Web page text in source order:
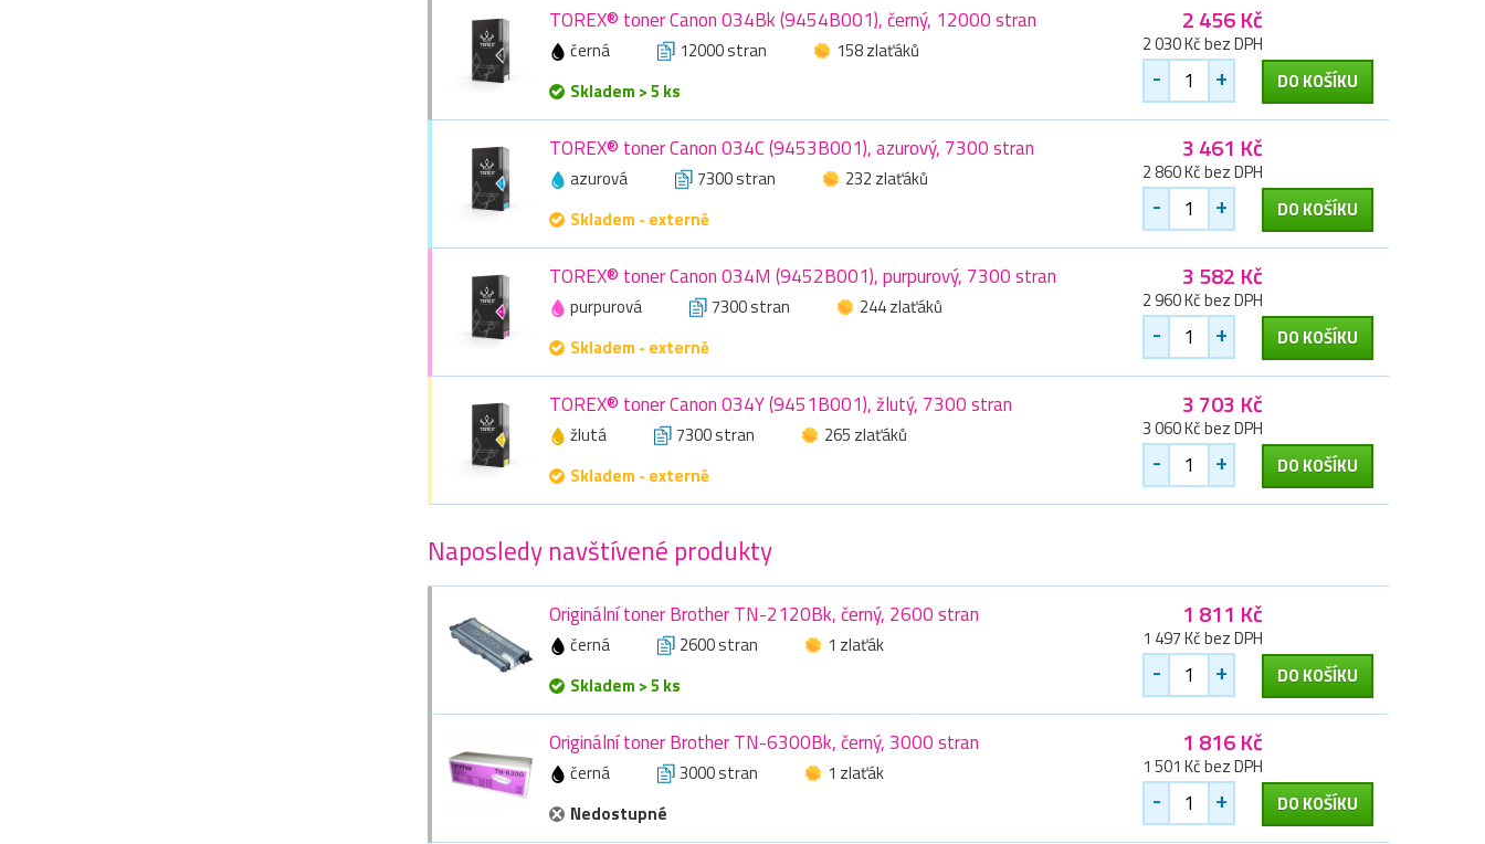
TOREX® toner Canon 034Bk (9454B001), černý, 12000 stran
černá 12000 stran
158 zlaťáků
Skladem > 5 ks
2 456 Kč
2 030 Kč bez DPH
- + DO KOŠÍKU
TOREX® toner Canon 034C (9453B001), azurový, 7300 stran
azurová 7300 stran
232 zlaťáků
Skladem - externě
3 461 Kč
2 860 Kč bez DPH
- + DO KOŠÍKU
TOREX® toner Canon 034M (9452B001), purpurový, 7300 stran
purpurová 7300 stran
244 zlaťáků
Skladem - externě
3 582 Kč
2 960 Kč bez DPH
- + DO KOŠÍKU
TOREX® toner Canon 034Y (9451B001), žlutý, 7300 stran
žlutá 7300 stran
265 zlaťáků
Skladem - externě
3 703 Kč
3 060 Kč bez DPH
- + DO KOŠÍKU
Naposledy navštívené produkty
Originální toner Brother TN-2120Bk, černý, 2600 stran
černá 2600 stran
1 zlaťák
Skladem > 5 ks
1 811 Kč
1 497 Kč bez DPH
- + DO KOŠÍKU
Originální toner Brother TN-6300Bk, černý, 3000 stran
černá 3000 stran
1 zlaťák
Nedostupné
1 816 Kč
1 501 Kč bez DPH
- + DO KOŠÍKU